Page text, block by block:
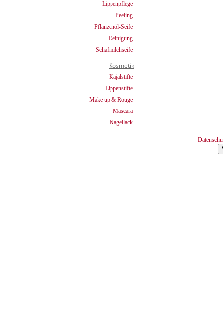
Lippenpflege
Peeling
Pflanzenöl-Seife
Reinigung
Schafmilchseife
Kosmetik
Kajalstifte
Lippenstifte
Make up & Rouge
Mascara
Nagellack